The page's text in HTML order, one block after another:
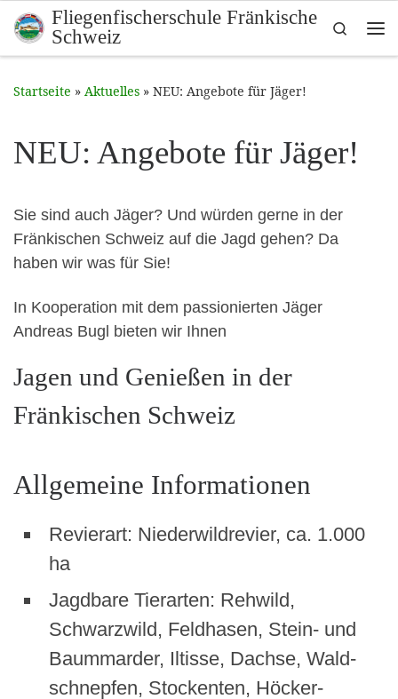
Zum Inhalt springen
Fliegenfischerschule Fränkische
Schweiz
Search
Startseite » Aktuelles » NEU: Angebote für Jäger!
NEU: Angebote für Jäger!
Sie sind auch Jäger? Und wür­den gerne in der
Fränkischen Schweiz auf die Jagd gehen? Da
haben wir was für Sie!
In Koop­er­a­tion mit dem pas­sion­ierten Jäger
Andreas Bugl bieten wir Ihnen
Jagen und Genießen in der
Fränkischen Schweiz
Allgemeine Informationen
Revier­art: Nieder­wil­drevi­er, ca. 1.000
ha
Jagdbare Tier­arten: Rehwild,
Schwarzwild, Feld­hasen, Stein- und
Baum­marder, Iltisse, Dachse, Wald­
schnepfen, Stock­en­ten, Höck­er­